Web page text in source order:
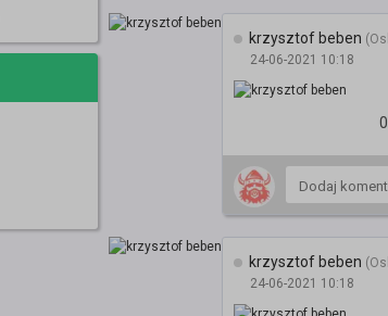
krzysztof beben
24-06-2021 10:18
krzysztof beben
24-06-2021 10:18